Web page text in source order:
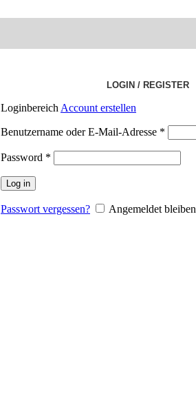
LOGIN / REGISTER
Loginbereich Account erstellen
Benutzername oder E-Mail-Adresse *
Password *
Log in
Passwort vergessen? Angemeldet bleiben